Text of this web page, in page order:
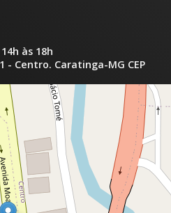
às 18h
- Centro. Caratinga-MG CEP